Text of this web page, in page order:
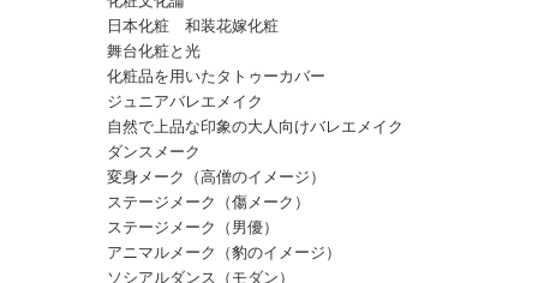
日本化粧 和装花嫁化粧
舞台化粧と光
化粧品を用いたタトゥーカバー
ジュニアバレエメイク
自然で上品な印象の大人向けバレエメイク
ダンスメーク
変身メーク（高僧のイメージ）
ステージメーク（傷メーク）
ステージメーク（男優）
アニマルメーク（豹のイメージ）
ソシアルダンス（モダン）